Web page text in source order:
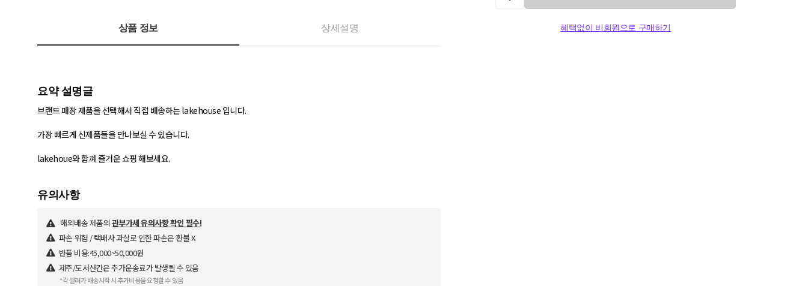
혜택없이 비회원으로 구매하기
상품 정보 상세설명
요약 설명글
브랜드 매장 제품을 선택해서 직접 배송하는 lakehouse 입니다.
가장 빠르게 신제품들을 만나보실 수 있습니다.
lakehoue와 함꼐 즐거운 쇼핑 해보세요.
유의사항
해외배송 제품의 관부가세 유의사항 확인 필수!
파손 위험 / 택배사 과실로 인한 파손은 환불 X
반품 비용:45,000~50,000원
제주/도서산간은 추가운송료가 발생될 수 있음
*각 셀러가 배송시작 시 추가비용을 요청할 수 있음